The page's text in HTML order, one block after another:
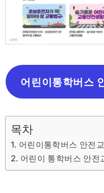
어린이통학버스
목차
어린이통학버스 안전
어린이 통학버스 안전